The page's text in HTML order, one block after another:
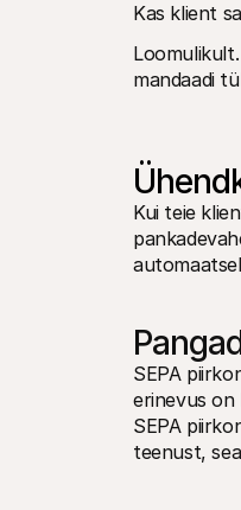
Kas klient
mandaadi
Kui teie
SEPA
erinevus on
SEPA
teenust,